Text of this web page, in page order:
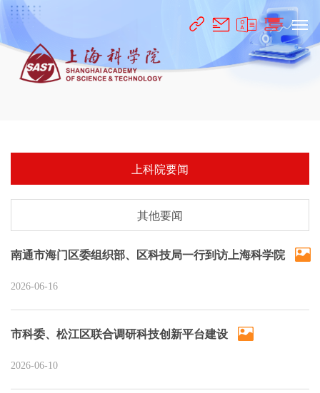
上科院要闻
其他要闻
南通市海门区委组织部、区科技局一行到访上海科学院
2026-06-16
市科委、松江区联合调研科技创新平台建设
2026-06-10